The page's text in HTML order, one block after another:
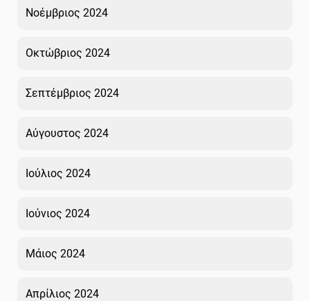
Νοέμβριος 2024
Οκτώβριος 2024
Σεπτέμβριος 2024
Αύγουστος 2024
Ιούλιος 2024
Ιούνιος 2024
Μάιος 2024
Απρίλιος 2024